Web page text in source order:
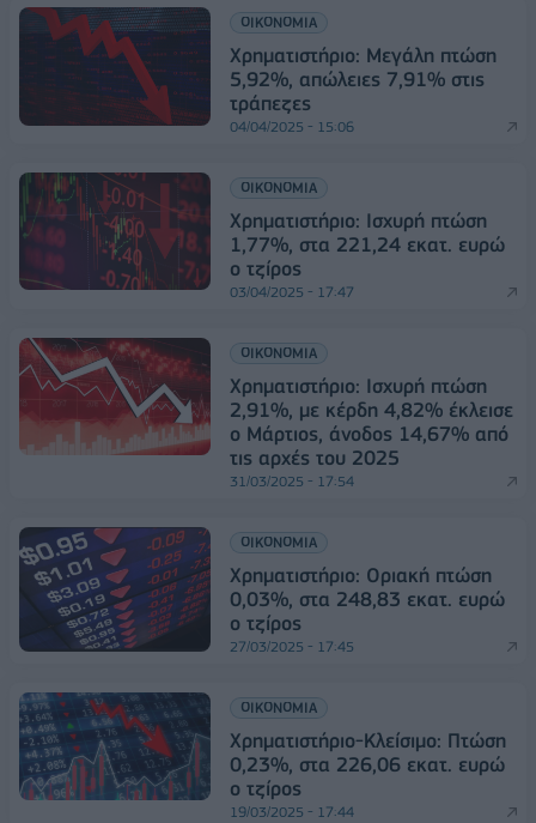
ΟΙΚΟΝΟΜΙΑ
Χρηματιστήριο: Μεγάλη πτώση
5,92%, απώλειες 7,91% στις
τράπεζες
04/04/2025 - 15:06
ΟΙΚΟΝΟΜΙΑ
Χρηματιστήριο: Ισχυρή πτώση
1,77%, στα 221,24 εκατ. ευρώ
ο τζίρος
03/04/2025 - 17:47
ΟΙΚΟΝΟΜΙΑ
Χρηματιστήριο: Ισχυρή πτώση
2,91%, με κέρδη 4,82% έκλεισε
ο Μάρτιος, άνοδος 14,67% από
τις αρχές του 2025
31/03/2025 - 17:54
ΟΙΚΟΝΟΜΙΑ
Χρηματιστήριο: Οριακή πτώση
0,03%, στα 248,83 εκατ. ευρώ
ο τζίρος
27/03/2025 - 17:45
ΟΙΚΟΝΟΜΙΑ
Χρηματιστήριο-Κλείσιμο: Πτώση
0,23%, στα 226,06 εκατ. ευρώ
ο τζίρος
19/03/2025 - 17:44